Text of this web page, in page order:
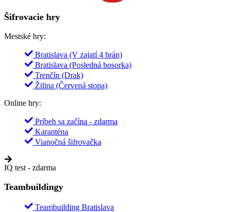
Šifrovacie hry
Mestské hry:
Bratislava (V zajatí 4 brán)
Bratislava (Posledná bosorka)
Trenčín (Drak)
Žilina (Červená stopa)
Online hry:
Príbeh sa začína - zdarma
Karanténa
Vianočná šifrovačka
IQ test - zdarma
Teambuildingy
Teambuilding Bratislava